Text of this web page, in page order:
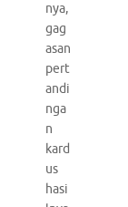
nya,
gag
asan
pert
andi
nga
n
kard
us
hasi